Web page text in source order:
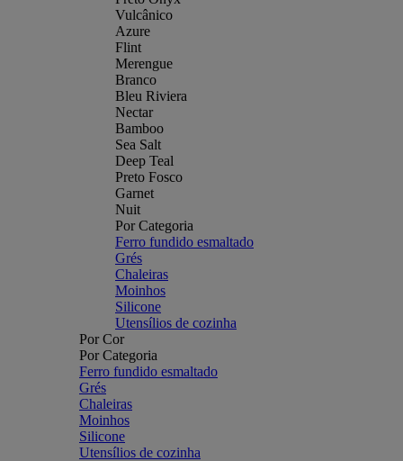
Vulcânico
Azure
Flint
Merengue
Branco
Bleu Riviera
Nectar
Bamboo
Sea Salt
Deep Teal
Preto Fosco
Garnet
Nuit
Por Categoria
Ferro fundido esmaltado
Grés
Chaleiras
Moinhos
Silicone
Utensílios de cozinha
Por Cor
Por Categoria
Ferro fundido esmaltado
Grés
Chaleiras
Moinhos
Silicone
Utensílios de cozinha